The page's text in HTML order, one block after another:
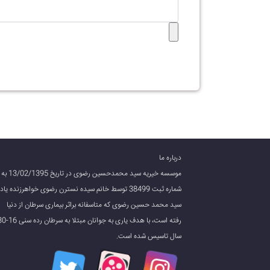
درباره ما
موسسه خیریه سید محمدحسین رضوی در تاریخ 13/02/1395 به
شماره ثبت 38499 توسط خانم سیده نسترن رضوی خواهرزنده یاد
سید محمد حسین رضوی که متاسفانه براثر بیماری سرطان از دنیا
رفته است، با هدف یاری به
سال تاسیس شده است.